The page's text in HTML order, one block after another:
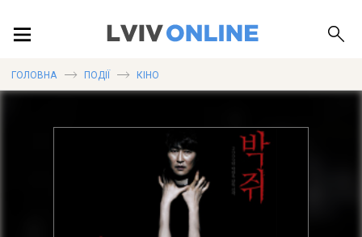
ГОЛОВНА ПОДІЇ КІНО